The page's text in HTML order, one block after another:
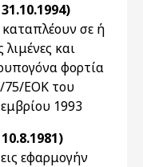
σε ή
και
φορτία
75/ΕΟΚ του
1993
εφαρμογήν